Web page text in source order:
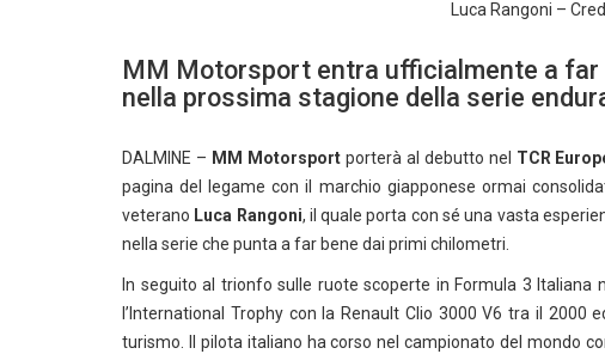
Luca Rangoni –
MM Motorsport entra ufficialmente a
nella prossima stagione della serie
DALMINE – MM Motorsportporterà al debutto nel TCR
pagina del legame con il marchio giapponese ormai
veterano Luca Rangoni, il quale porta con sé una vasta
nella serie che punta a far bene dai primi chilometri.
In seguito al trionfo sulle ruote scoperte in Formula 3 Italiana
l’International Trophy con la Renault Clio 3000 V6 tra il
turismo. Il pilota italiano ha corso nel campionato del mondo